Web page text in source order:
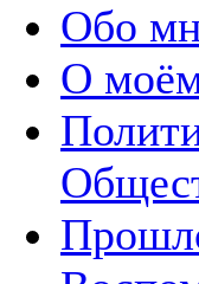
Обо
О